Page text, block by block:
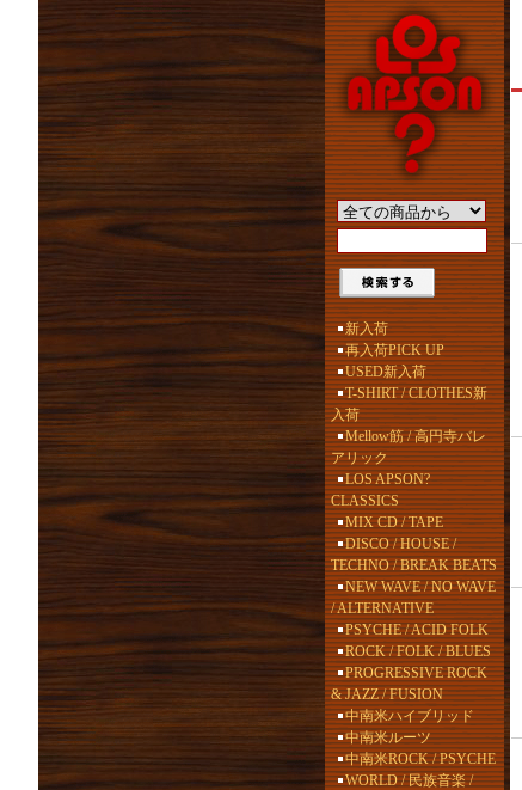
新入荷
再入荷PICK UP
USED新入荷
T-SHIRT / CLOTHES新
入荷
Mellow筋 / 高円寺バレ
アリック
LOS APSON?
CLASSICS
MIX CD / TAPE
DISCO / HOUSE /
TECHNO / BREAK BEATS
NEW WAVE / NO WAVE
/ ALTERNATIVE
PSYCHE / ACID FOLK
ROCK / FOLK / BLUES
PROGRESSIVE ROCK
& JAZZ / FUSION
中南米ハイブリッド
中南米ルーツ
中南米ROCK / PSYCHE
WORLD / 民族音楽 /